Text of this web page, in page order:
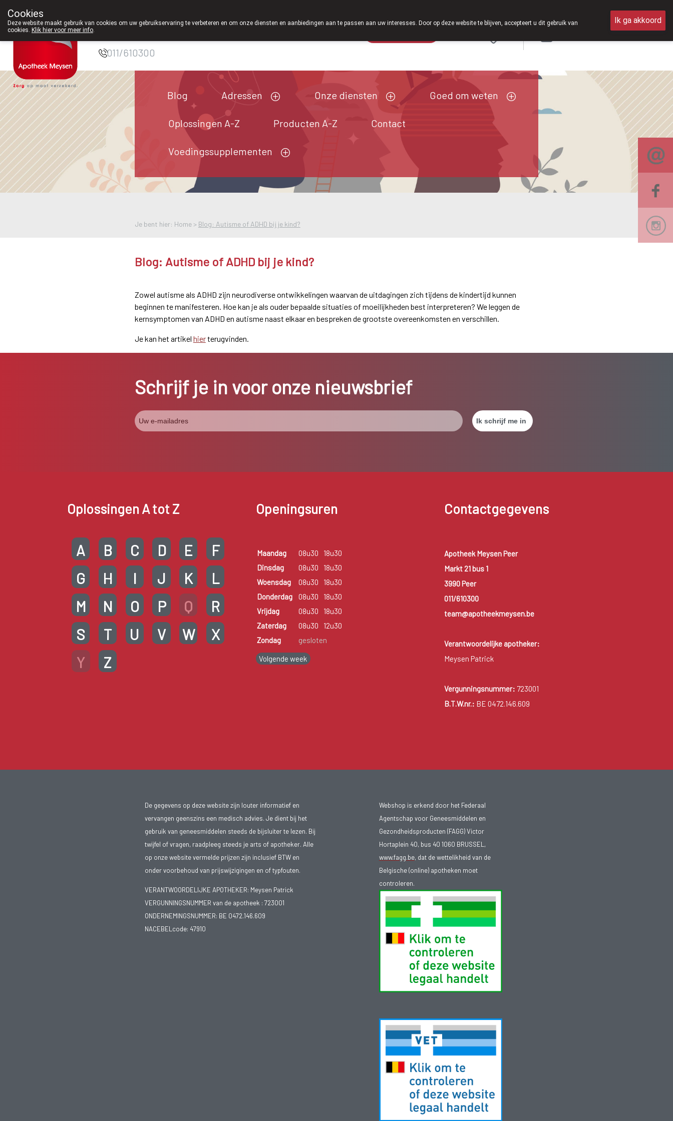
Apotheek Meysen
011/610300
Blog Adressen Onze diensten Goed om weten
Oplossingen A-Z Producten A-Z Contact
Voedingssupplementen
Je bent hier: Home > Blog: Autisme of ADHD bij je kind?
Blog: Autisme of ADHD bij je kind?
Zowel autisme als ADHD zijn neurodiverse ontwikkelingen waarvan de uitdagingen zich tijdens de kindertijd kunnen
beginnen te manifesteren. Hoe kan je als ouder bepaalde situaties of moeilijkheden best interpreteren? We leggen de
kernsymptomen van ADHD en autisme naast elkaar en bespreken de grootste overeenkomsten en verschillen.
Je kan het artikel hierterugvinden.
Schrijf je in voor onze nieuwsbrief
Oplossingen A tot Z
A B C D E
F
G
H I J K
L
M
N O P Q
R
S
T U V W
X
Y
Z
Openingsuren
Maandag 08u30
18u30
Dinsdag
08u30
18u30
Woensdag
08u30
18u30
Donderdag
08u30
18u30
Vrijdag
08u30
18u30
Zaterdag
08u30
12u30
Zondag
gesloten
Volgende week
Contactgegevens
Apotheek Meysen Peer
Markt 21 bus 1
3990 Peer
011/610300
team@apotheekmeysen.be
Verantwoordelijke apotheker:
Meysen Patrick
Vergunningsnummer: 723001
B.T.W.nr.: BE 0472.146.609
De gegevens op deze website zijn louter informatief en
vervangen geenszins een medisch advies. Je dient bij het
gebruik van geneesmiddelen steeds de bijsluiter te lezen. Bij
twijfel of vragen, raadpleeg steeds je arts of apotheker. Alle
op onze website vermelde prijzen zijn inclusief BTW en
onder voorbehoud van prijswijzigingen en of typfouten.
VERANTWOORDELIJKE APOTHEKER: Meysen Patrick
VERGUNNINGSNUMMER van de apotheek : 723001
ONDERNEMINGSNUMMER: BE 0472.146.609
NACEBELcode: 47910
Webshop is erkend door het Federaal
Agentschap voor Geneesmiddelen en
Gezondheidsproducten (FAGG) Victor
Hortaplein 40, bus 40 1060 BRUSSEL,
www.fagg.be, dat de wettelikheid van de
Belgische (online) apotheken moet
controleren.
Cookies
Deze website maakt gebruik van cookies om uw gebruikservaring te verbeteren en om onze diensten en aanbiedingen aan te passen aan uw interesses. Door op deze website te blijven, accepteert u dit gebruik van
cookies. Klik hier voor meer info.
Ik ga akkoord